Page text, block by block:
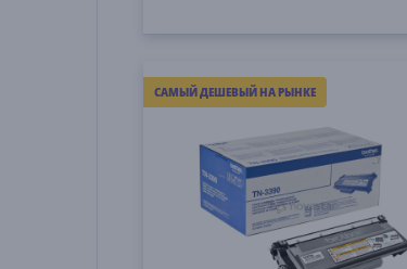
САМЫЙ ДЕШЕВЫЙ НА РЫНКЕ